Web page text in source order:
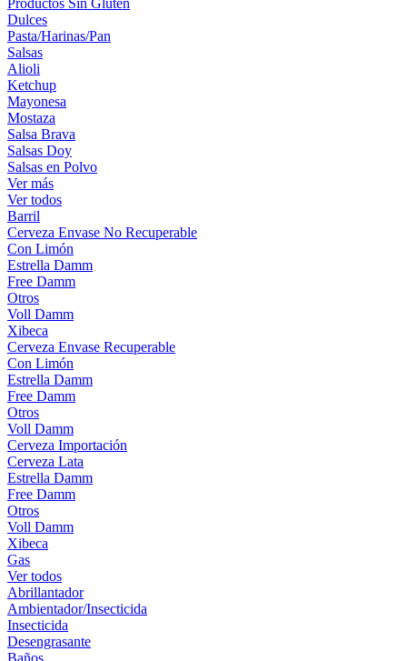
Productos Sin Gluten
Dulces
Pasta/Harinas/Pan
Salsas
Alioli
Ketchup
Mayonesa
Mostaza
Salsa Brava
Salsas Doy
Salsas en Polvo
Ver más
Ver todos
Barril
Cerveza Envase No Recuperable
Con Limón
Estrella Damm
Free Damm
Otros
Voll Damm
Xibeca
Cerveza Envase Recuperable
Con Limón
Estrella Damm
Free Damm
Otros
Voll Damm
Cerveza Importación
Cerveza Lata
Estrella Damm
Free Damm
Otros
Voll Damm
Xibeca
Gas
Ver todos
Abrillantador
Ambientador/Insecticida
Insecticida
Desengrasante
Baños